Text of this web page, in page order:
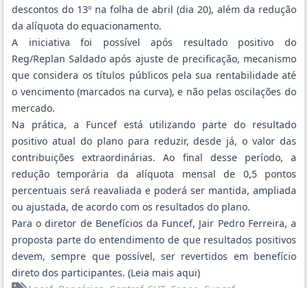
descontos do 13º na folha de abril (dia 20), além da redução
da alíquota do equacionamento.
A iniciativa foi possível após resultado positivo do
Reg/Replan Saldado após ajuste de precificação, mecanismo
que considera os títulos públicos pela sua rentabilidade até
o vencimento (marcados na curva), e não pelas oscilações do
mercado.
Na prática, a Funcef está utilizando parte do resultado
positivo atual do plano para reduzir, desde já, o valor das
contribuições extraordinárias. Ao final desse período, a
redução temporária da alíquota mensal de 0,5 pontos
percentuais será reavaliada e poderá ser mantida, ampliada
ou ajustada, de acordo com os resultados do plano.
Para o diretor de Benefícios da Funcef, Jair Pedro Ferreira, a
proposta parte do entendimento de que resultados positivos
devem, sempre que possível, ser revertidos em benefício
direto dos participantes. (Leia mais aqui)